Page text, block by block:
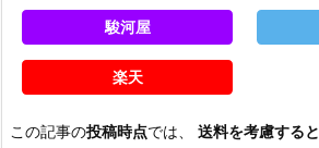
駿河屋
楽天
この記事の投稿時点では、 送料を考慮すると